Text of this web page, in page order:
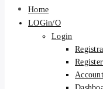
Home
LOGin/O
Login
Register
Account